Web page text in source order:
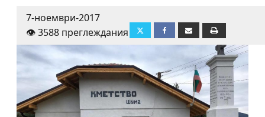
7-ноември-2017
👁️ 3588 преглеждания